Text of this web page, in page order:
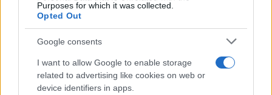
Purposes for which it was collected.
Opted Out
Google consents
I want to allow Google to enable storage
related to advertising like cookies on web or
device identifiers in apps.
dessus, précisément parce qu’en général, si les
se présentent individuellement, il est très probable que
nous ayonsaffaire à des maladies saisonnières